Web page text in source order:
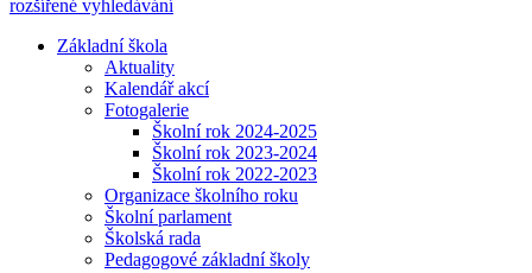
rozšířené vyhledávání
Základní škola
Aktuality
Kalendář akcí
Fotogalerie
Školní rok 2024-2025
Školní rok 2023-2024
Školní rok 2022-2023
Organizace školního roku
Školní parlament
Školská rada
Pedagogové základní školy